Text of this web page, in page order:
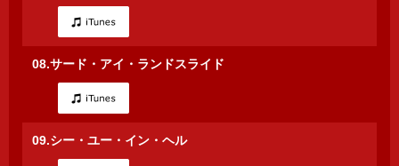
08.サード・アイ・ランドスライド
09.シー・ユー・イン・ヘル